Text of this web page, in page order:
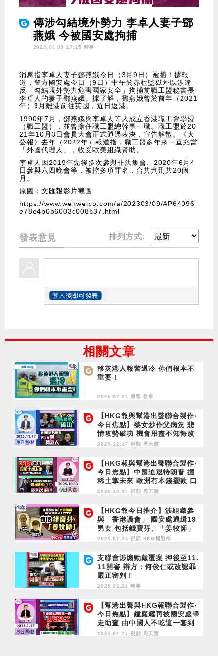
傳涉勾結境外勢力 李卓人妻子鄧
燕娥 今被國安處拘捕
2023.03.09 17:15 時事
消息指李卓人妻子鄧燕娥今日（3月9日）被捕！據報
道，警方國安處今日（9日）中午於赤柱監獄外以涉違
反「勾結境外勢力危害國家安全」拘捕前職工盟秘書長
李卓人的妻子鄧燕娥。據了解，鄧燕娥曾於前年（2021
年）9月離港前往英國，近日返港。
1990年7月，鄧燕娥與李卓人等人成立香港職工會聯盟
（職工盟），並曾擔任職工盟總幹事一職。職工盟於20
21年10月3日會員大會正式通過表決，宣告解散。《大
公報》去年（2022年）報道指，職工盟多年來一直充當
「外國代理人」，收受歐美組織資助。
李卓人因2019年先後多次參與非法集會、2020年6月4
日參與六四晚會等，被控多項罪名，合共判刑共20個
月。
原圖：文匯報影片截圖
https://www.wenweipo.com/a/202303/09/AP64096
e78e4b0b6003c008b37.html
發表意見 排列方式:
相關文章
移英港人報警遇冷 你們根本不
重要！
2026.07.07 博客 徐韋
【HKG報與幫港出聲聯合製作‧
今日焦點】黎女炒作父病況 悲
情攻勢破功 機會用盡不知悔改
民主黨滅莫怨人
2025.12.17 視頻 周天慧
【HKG報與幫港出聲聯合製作‧
今日焦點】中國迫退特朗普 握
稀土掌未來 歐洲冇本錢擺款 口
岸爆炸案脫罪被告傳再被捕 涉
2025.10.30 視頻 周天慧
【HKG報今日推介】涉組織參
與「香港議會」 國安處通緝19
男女 包括錢寶芬、「姜牧師」
2025.07.25 視頻 HKG報製作
支聯會涉煽動顛覆案 押後至11.
11開審 辯方：何俊仁或改認罪
嚴正審判！
2025.02.21 時事
【幫港出聲與HKG報聯合製作‧
今日焦點】鍾庭耀再被國安處帶
走助查 由中國人不吃這一套到
好自為之王毅與魯比奧交手 訓
2025.01.27 視頻 周天慧